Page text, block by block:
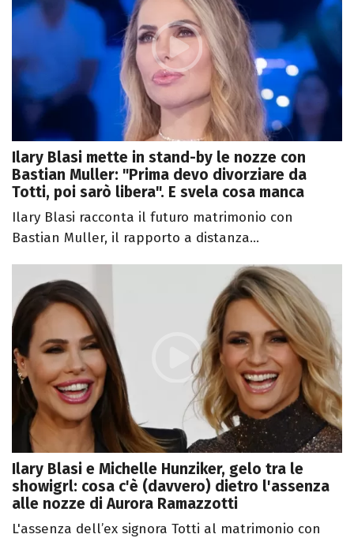
Ilary Blasi mette in stand-by le nozze con
Bastian Muller: "Prima devo divorziare da
Totti, poi sarò libera". E svela cosa manca
Ilary Blasi racconta il futuro matrimonio con
Bastian Muller, il rapporto a distanza...
Ilary Blasi e Michelle Hunziker, gelo tra le
showigrl: cosa c'è (davvero) dietro l'assenza
alle nozze di Aurora Ramazzotti
L'assenza dell’ex signora Totti al matrimonio con